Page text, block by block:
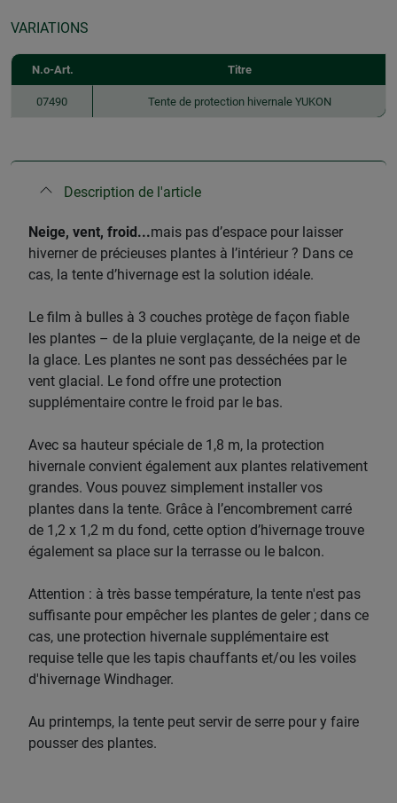
VARIATIONS
N.o-Art. Titre
07490 Tente de protection hivernale YUKON
Description de l'article
Neige, vent, froid...mais pas d’espace pour laisser
hiverner de précieuses plantes à l’intérieur ? Dans ce
cas, la tente d’hivernage est la solution idéale.
Le film à bulles à 3 couches protège de façon fiable
les plantes – de la pluie verglaçante, de la neige et de
la glace. Les plantes ne sont pas desséchées par le
vent glacial. Le fond offre une protection
supplémentaire contre le froid par le bas.
Avec sa hauteur spéciale de 1,8 m, la protection
hivernale convient également aux plantes relativement
grandes. Vous pouvez simplement installer vos
plantes dans la tente. Grâce à l’encombrement carré
de 1,2 x 1,2 m du fond, cette option d’hivernage trouve
également sa place sur la terrasse ou le balcon.
Attention : à très basse température, la tente n'est pas
suffisante pour empêcher les plantes de geler ; dans ce
cas, une protection hivernale supplémentaire est
requise telle que les tapis chauffants et/ou les voiles
d'hivernage Windhager.
Au printemps, la tente peut servir de serre pour y faire
pousser des plantes.